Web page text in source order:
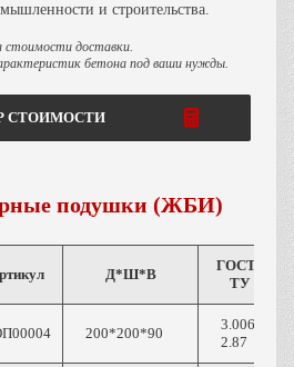
и строительства.
стоимости доставки.
бетона под ваши нужды.
СТОИМОСТИ
подушки (ЖБИ)
Д*Ш*В
ГОСТ /
ТУ
200*200*90
3.006.1-
2.87